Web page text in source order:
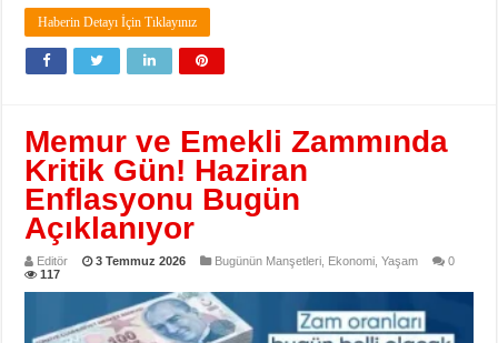
Haberin Detayı İçin Tıklayınız
Memur ve Emekli Zammında
Kritik Gün! Haziran
Enflasyonu Bugün
Açıklanıyor
Editör 3 Temmuz 2026 Bugünün Manşetleri, Ekonomi,Yaşam
0
117